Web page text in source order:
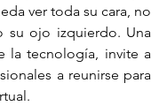
ver toda su cara, no
su ojo izquierdo. Una
la tecnología, invite a
a reunirse para